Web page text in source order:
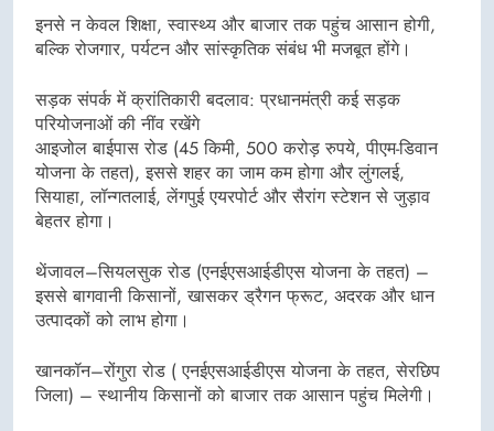
इनसे न केवल शिक्षा, स्वास्थ्य और बाजार तक पहुंच आसान होगी,
बल्कि रोजगार, पर्यटन और सांस्कृतिक संबंध भी मजबूत होंगे।
सड़क संपर्क में क्रांतिकारी बदलाव: प्रधानमंत्री कई सड़क
परियोजनाओं की नींव रखेंगे
आइजोल बाईपास रोड (45 किमी, 500 करोड़ रुपये, पीएम-डिवान
योजना के तहत), इससे शहर का जाम कम होगा और लुंगलई,
सियाहा, लॉन्गतलाई, लेंगपुई एयरपोर्ट और सैरांग स्टेशन से जुड़ाव
बेहतर होगा।
थेंजावल–सियलसुक रोड (एनईएसआईडीएस योजना के तहत) –
इससे बागवानी किसानों, खासकर ड्रैगन फ्रूट, अदरक और धान
उत्पादकों को लाभ होगा।
खानकॉन–रोंगुरा रोड ( एनईएसआईडीएस योजना के तहत, सेरछिप
जिला) – स्थानीय किसानों को बाजार तक आसान पहुंच मिलेगी।